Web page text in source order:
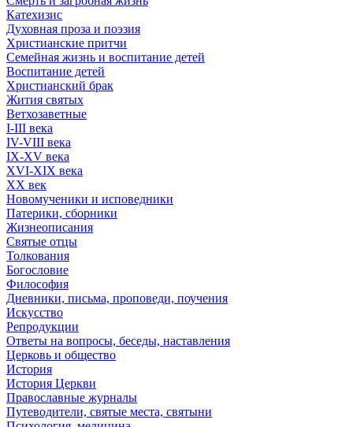
Катехизис
Духовная проза и поэзия
Христианские притчи
Семейная жизнь и воспитание детей
Воспитание детей
Христианский брак
Жития святых
Ветхозаветные
I-III века
IV-VIII века
IX-XV века
XVI-XIX века
XX век
Новомученики и исповедники
Патерики, сборники
Жизнеописания
Святые отцы
Толкования
Богословие
Философия
Дневники, письма, проповеди, поучения
Искусство
Репродукции
Ответы на вопросы, беседы, наставления
Церковь и общество
История
История Церкви
Православные журналы
Путеводители, святые места, святыни